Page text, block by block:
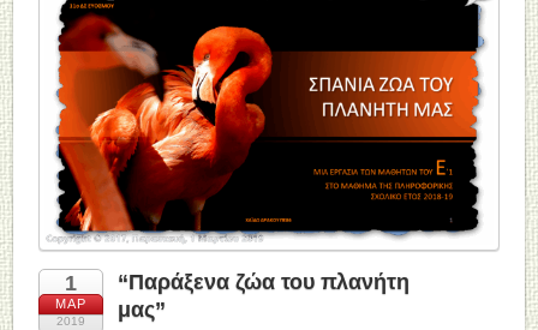
1
ΜΑΡ
2019
“Παράξενα ζώα του πλανήτη
μας”